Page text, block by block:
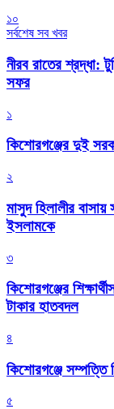
১০
সর্বশেষ সব খবর
নীরব রাতের শ্রদ্ধা:
সফর
১
কিশোরগঞ্জের দুই
২
মাসুদ হিলালীর
ইসলামকে
৩
কিশোরগঞ্জের
টাকার হাতবদল
৪
কিশোরগঞ্জে সম্পত্তি
৫